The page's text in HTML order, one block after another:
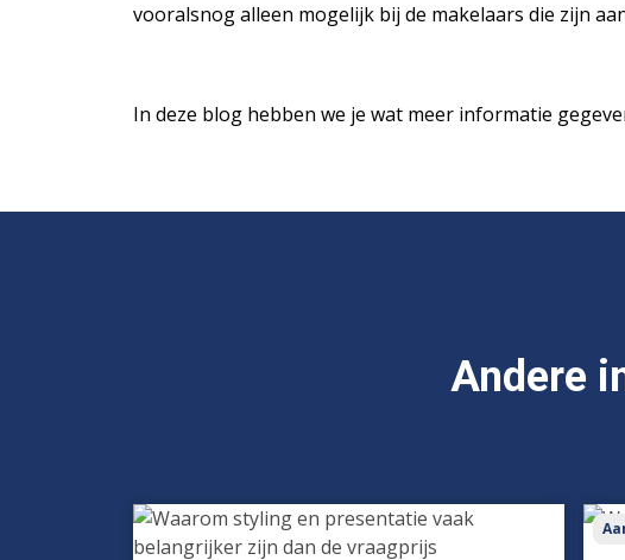
vooralsnog alleen mogelijk bij de makelaars die zijn
In deze blog hebben we je wat meer informatie
Andere
Waarom
styling
Wat